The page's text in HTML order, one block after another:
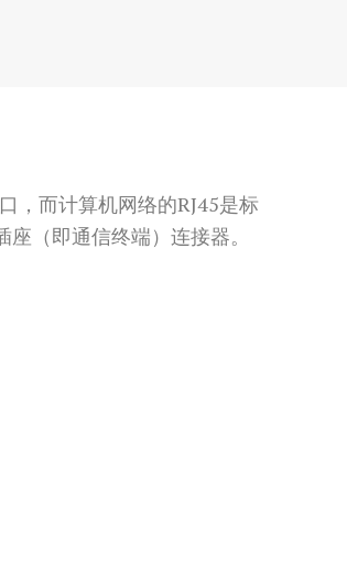
，而计算机网络的RJ45是标
（即通信终端）连接器。